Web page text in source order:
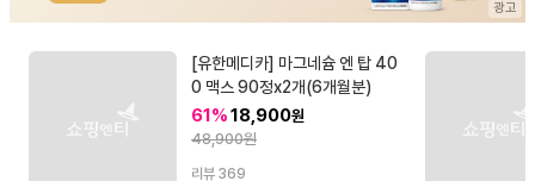
[유한메디카] 마그네슘 엔 탑 40
0 맥스 90정x2개(6개월분)
61%18,900원
48,900원
리뷰 369